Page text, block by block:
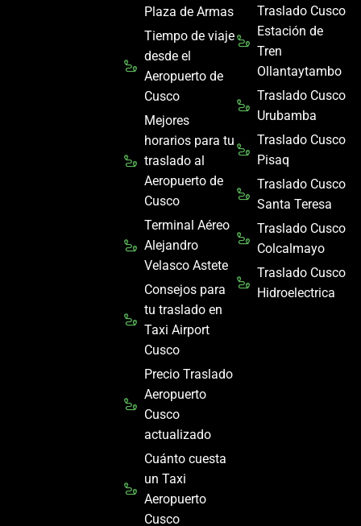
Plaza de Armas
Tiempo de viaje
desde el
Aeropuerto de
Cusco
Mejores
horarios para tu
traslado al
Aeropuerto de
Cusco
Terminal Aéreo
Alejandro
Velasco Astete
Consejos para
tu traslado en
Taxi Airport
Cusco
Precio Traslado
Aeropuerto
Cusco
actualizado
Cuánto cuesta
un Taxi
Aeropuerto
Cusco
Traslado Cusco
Estación de
Tren
Ollantaytambo
Traslado Cusco
Urubamba
Traslado Cusco
Pisaq
Traslado Cusco
Santa Teresa
Traslado Cusco
Colcalmayo
Traslado Cusco
Hidroelectrica